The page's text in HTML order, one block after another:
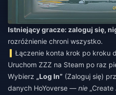
Istniejący gracze: zaloguj się,
rozróżnienie chroni wszystko.
Łączenie konta krok po kroku
Uruchom ZZZ na Steam po raz
Wybierz „Log In” (Zaloguj się)
danych HoYoverse — nie